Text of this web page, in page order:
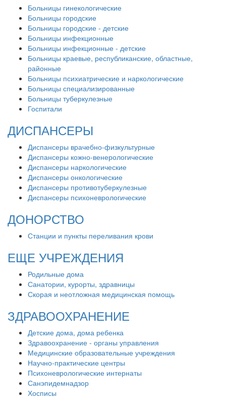
Больницы гинекологические
Больницы городские
Больницы городские - детские
Больницы инфекционные
Больницы инфекционные - детские
Больницы краевые, республиканские, областные,
районные
Больницы психиатрические и наркологические
Больницы специализированные
Больницы туберкулезные
Госпитали
ДИСПАНСЕРЫ
Диспансеры врачебно-физкультурные
Диспансеры кожно-венерологические
Диспансеры наркологические
Диспансеры онкологические
Диспансеры противотуберкулезные
Диспансеры психоневрологические
ДОНОРСТВО
Станции и пункты переливания крови
ЕЩЕ УЧРЕЖДЕНИЯ
Родильные дома
Санатории, курорты, здравницы
Скорая и неотложная медицинская помощь
ЗДРАВООХРАНЕНИЕ
Детские дома, дома ребенка
Здравоохранение - органы управления
Медицинские образовательные учреждения
Научно-практические центры
Психоневрологические интернаты
Санэпидемнадзор
Хосписы